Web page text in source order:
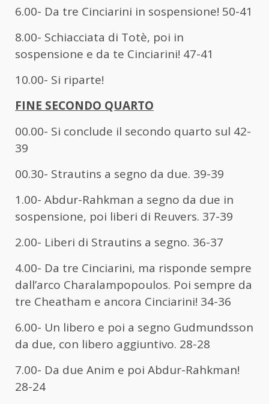
6.00- Da tre Cinciarini in sospensione! 50-41
8.00- Schiacciata di Totè, poi in
sospensione e da te Cinciarini! 47-41
10.00- Si riparte!
FINE SECONDO QUARTO
00.00- Si conclude il secondo quarto sul 42-
39
00.30- Strautins a segno da due. 39-39
1.00- Abdur-Rahkman a segno da due in
sospensione, poi liberi di Reuvers. 37-39
2.00- Liberi di Strautins a segno. 36-37
4.00- Da tre Cinciarini, ma risponde sempre
dall’arco Charalampopoulos. Poi sempre da
tre Cheatham e ancora Cinciarini! 34-36
6.00- Un libero e poi a segno Gudmundsson
da due, con libero aggiuntivo. 28-28
7.00- Da due Anim e poi Abdur-Rahkman!
28-24